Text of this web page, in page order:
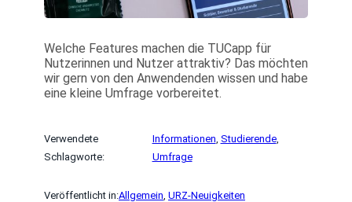
Welche Features machen die TUCapp für
Nutzerinnen und Nutzer attraktiv? Das möchten
wir gern von den Anwendenden wissen und habe
eine kleine Umfrage vorbereitet.
Verwendete
Schlagworte:
Informationen Studierende
Umfrage
Veröffentlicht in:Allgemein URZ-Neuigkeiten